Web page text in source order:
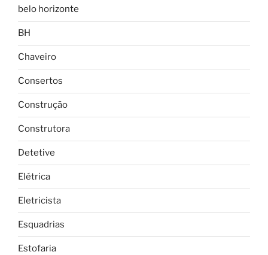
belo horizonte
BH
Chaveiro
Consertos
Construção
Construtora
Detetive
Elétrica
Eletricista
Esquadrias
Estofaria